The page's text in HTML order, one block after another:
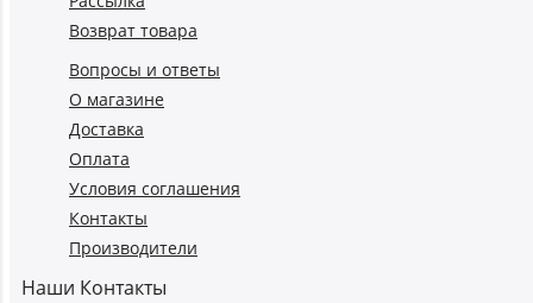
Возврат товара
Вопросы и ответы
О магазине
Доставка
Оплата
Условия соглашения
Контакты
Производители
Наши Контакты